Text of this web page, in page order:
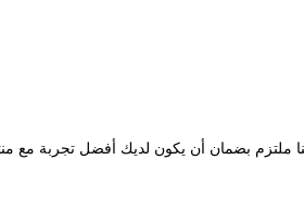
بضمان أن يكون لديك أفضل تجربة مع